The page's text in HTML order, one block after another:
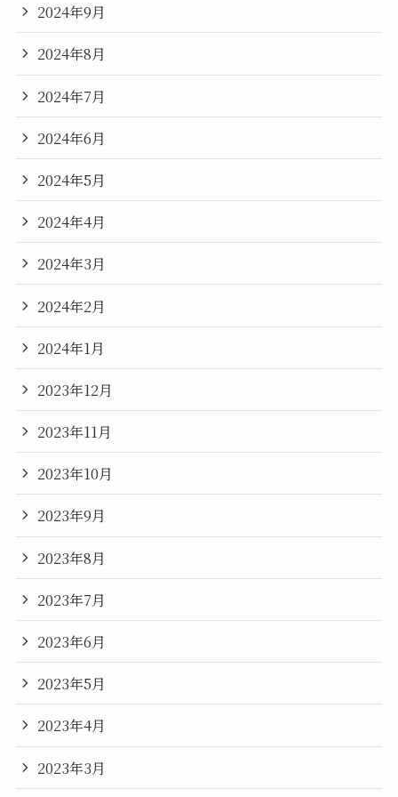
2024年9月
2024年8月
2024年7月
2024年6月
2024年5月
2024年4月
2024年3月
2024年2月
2024年1月
2023年12月
2023年11月
2023年10月
2023年9月
2023年8月
2023年7月
2023年6月
2023年5月
2023年4月
2023年3月